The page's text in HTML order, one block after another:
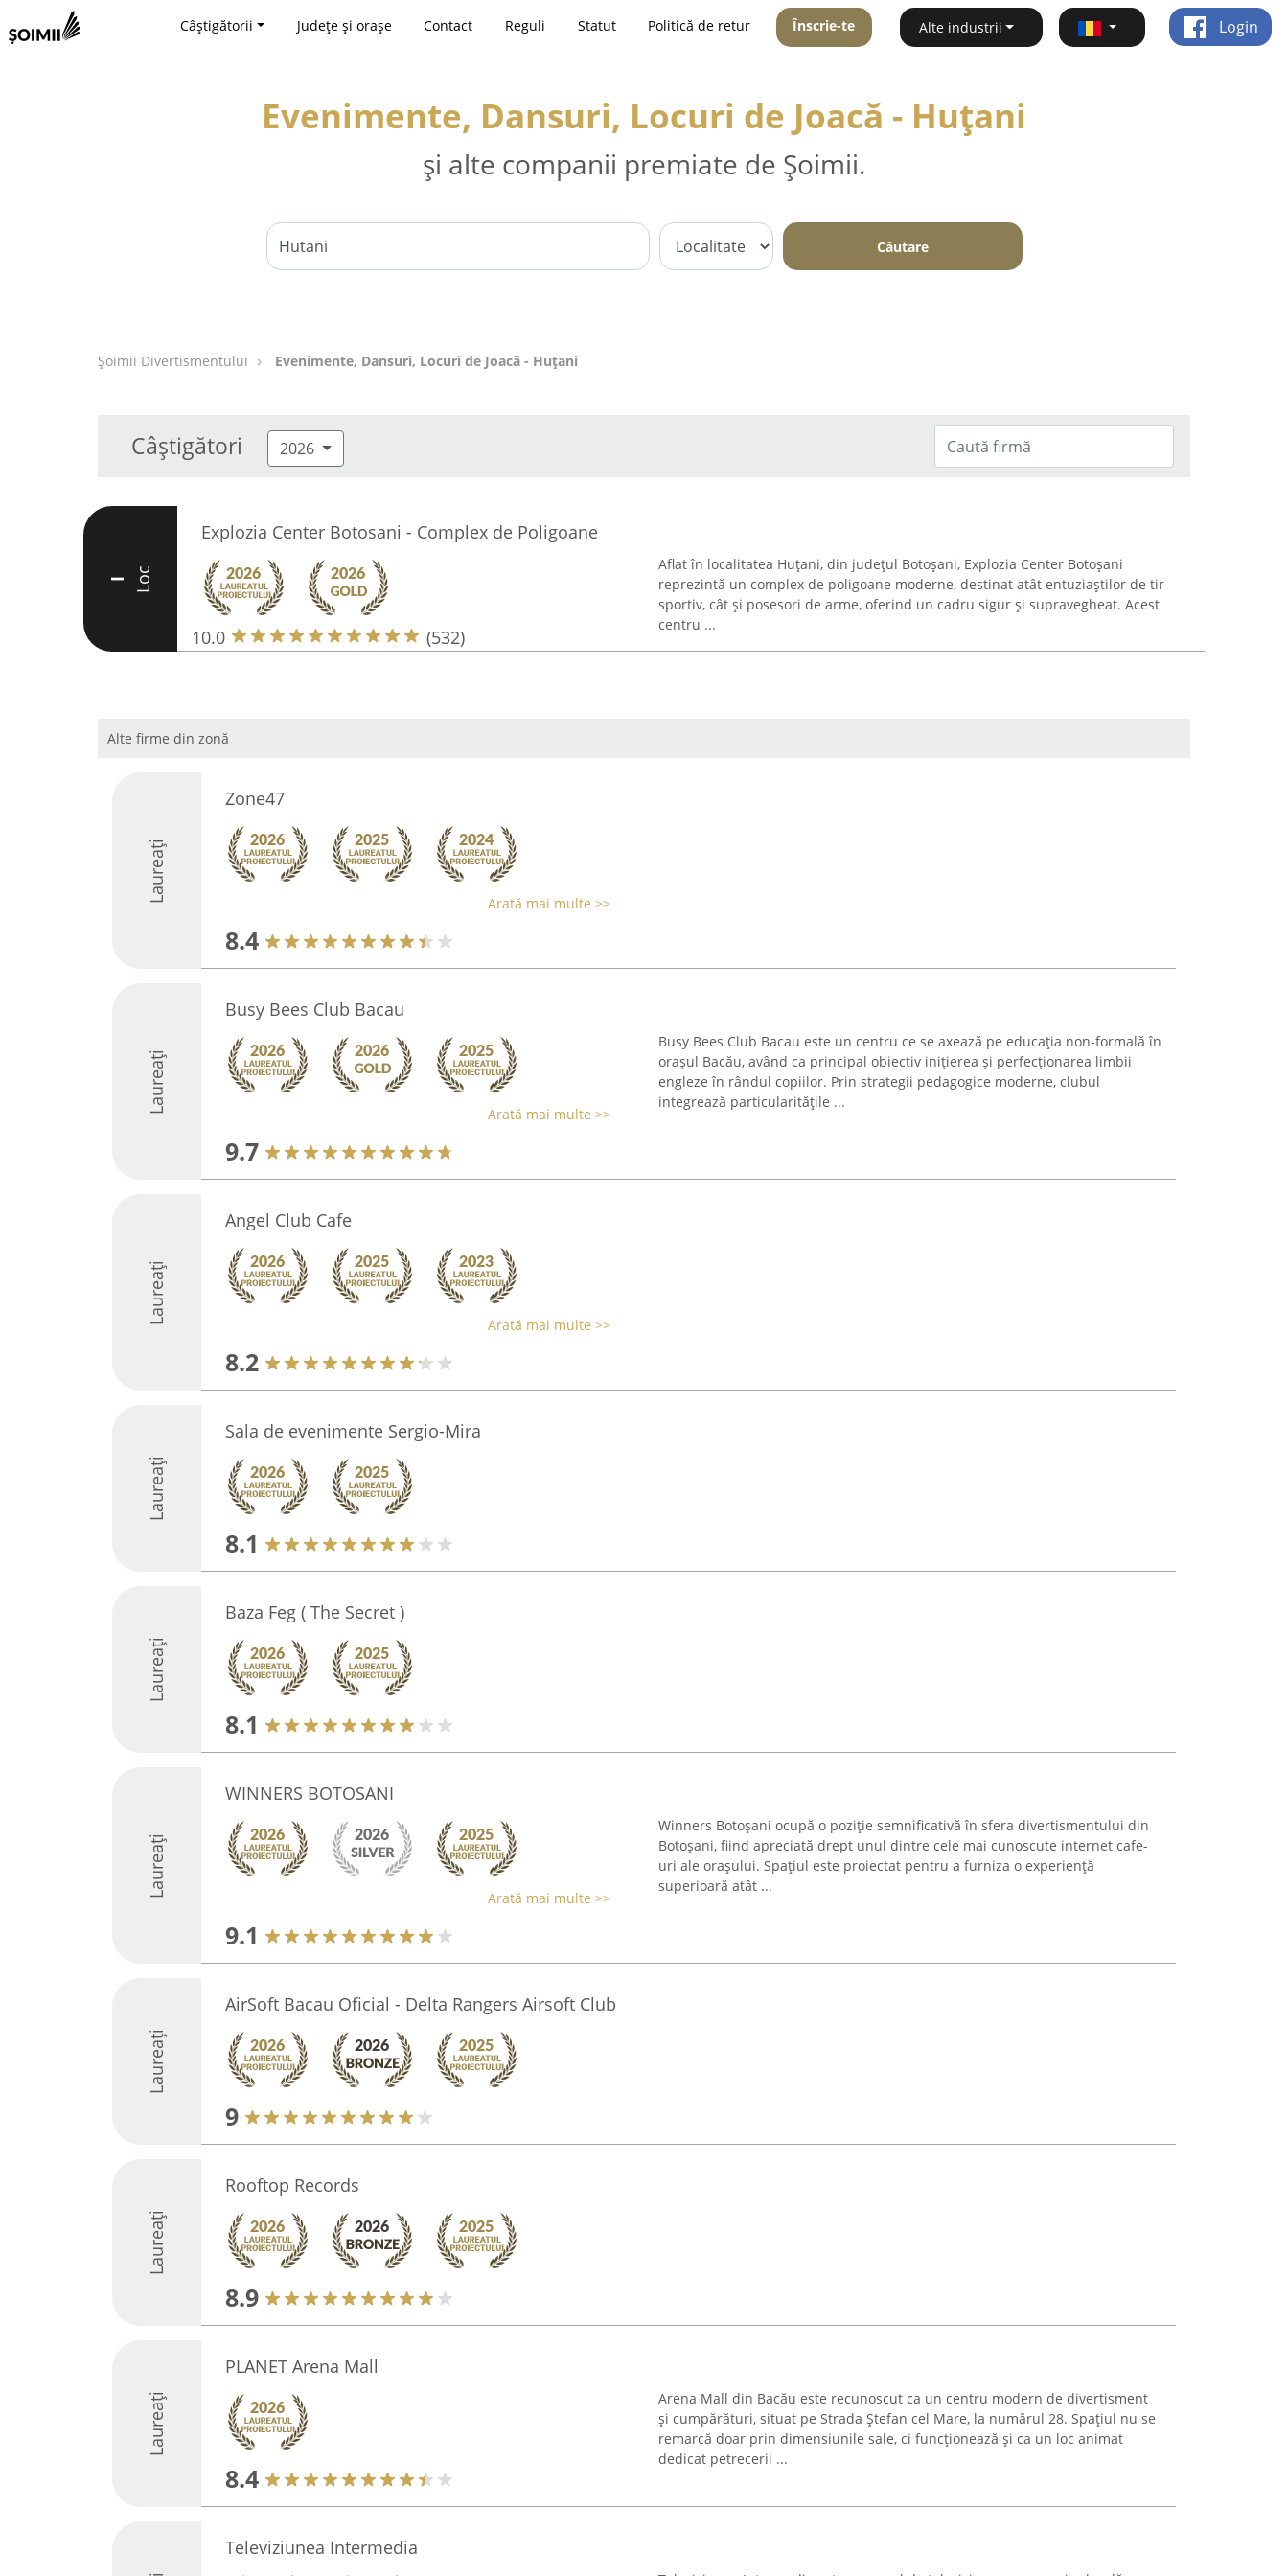
Câștigătorii Județe și orașe Contact Reguli Statut Politică de retur Înscrie-te Alte industrii Login
Evenimente, Dansuri, Locuri de Joacă - Huţani
și alte companii premiate de Șoimii.
Căutare
Şoimii Divertismentului Evenimente, Dansuri, Locuri de Joacă - Huţani
Câștigători 2026
I Loc
Explozia Center Botosani - Complex de Poligoane
10.0 (532)
Aflat în localitatea Huțani, din județul Botoșani, Explozia Center Botoșani
reprezintă un complex de poligoane moderne, destinat atât entuziaștilor de tir
sportiv, cât și posesori de arme, oferind un cadru sigur și supravegheat. Acest
centru ...
Alte firme din zonă
Laureați
Zone47
Arată mai multe >>
8.4
Laureați
Busy Bees Club Bacau
Arată mai multe >>
9.7
Busy Bees Club Bacau este un centru ce se axează pe educația non-formală în
orașul Bacău, având ca principal obiectiv inițierea și perfecționarea limbii
engleze în rândul copiilor. Prin strategii pedagogice moderne, clubul
integrează particularitățile ...
Laureați
Angel Club Cafe
Arată mai multe >>
8.2
Laureați
Sala de evenimente Sergio-Mira
8.1
Laureați
Baza Feg ( The Secret )
8.1
Laureați
WINNERS BOTOSANI
Arată mai multe >>
9.1
Winners Botoșani ocupă o poziție semnificativă în sfera divertismentului din
Botoșani, fiind apreciată drept unul dintre cele mai cunoscute internet cafe-
uri ale orașului. Spațiul este proiectat pentru a furniza o experiență
superioară atât ...
Laureați
AirSoft Bacau Oficial - Delta Rangers Airsoft Club
9
Laureați
Rooftop Records
8.9
Laureați
PLANET Arena Mall
8.4
Arena Mall din Bacău este recunoscut ca un centru modern de divertisment
și cumpărături, situat pe Strada Ștefan cel Mare, la numărul 28. Spațiul nu se
remarcă doar prin dimensiunile sale, ci funcționează și ca un loc animat
dedicat petrecerii ...
Televiziunea Intermedia